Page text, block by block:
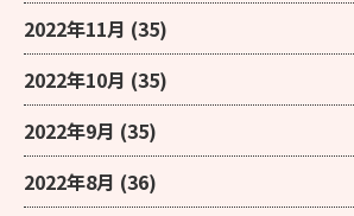
2022年11月 (35)
2022年10月 (35)
2022年9月 (35)
2022年8月 (36)